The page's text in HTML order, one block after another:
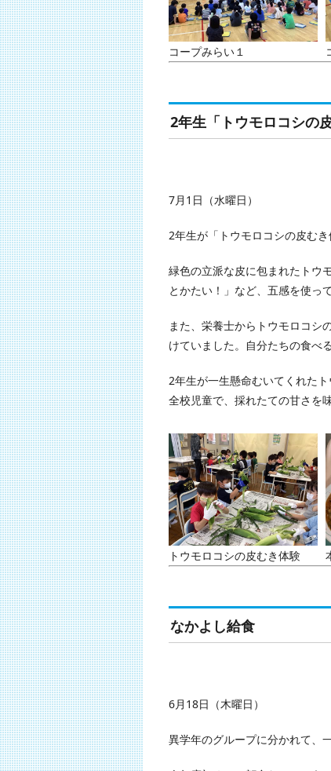
コープみらい１
2年生「トウモロコシの
7月1日（水曜日）
2年生が「トウモロコシの皮むき
緑色の立派な皮に包まれたトウ
とかたい！」など、五感を使っ
また、栄養士からトウモロコシ
けていました。自分たちの食べ
2年生が一生懸命むいてくれた
全校児童で、採れたての甘さを
トウモロコシの皮むき体験
なかよし給食
6月18日（木曜日）
異学年のグループに分かれて、